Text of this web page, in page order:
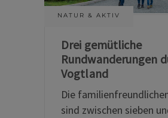
NATUR & AKTIV
Drei gemütliche
Rundwanderungen
Vogtland
Die
sind zwischen sieben